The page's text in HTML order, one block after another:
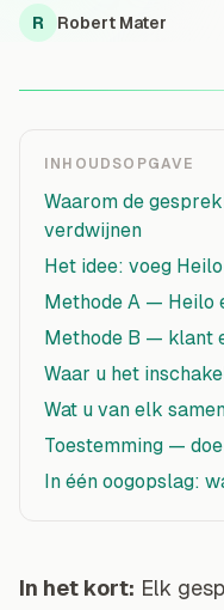
R Robert Mater
INHOUDSOPGAVE
Waarom de
verdwijnen
Het idee: voeg
Methode A — Heilo
Methode B — klant
Waar u het
Wat u van elk
Toestemming —
In één oogopslag:
In het kort: Elk